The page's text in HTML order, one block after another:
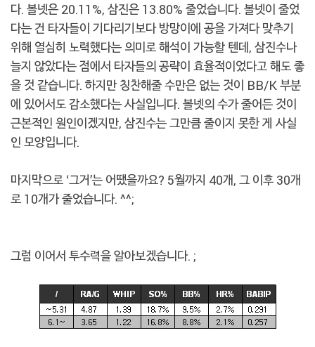
다. 볼넷은 20.11%, 삼진은 13.80% 줄었습니다. 볼넷이 줄었
다는 건 타자들이 기다리기보다 방망이에 공을 가져다 맞추기
위해 열심히 노력했다는 의미로 해석이 가능할 텐데, 삼진수나
늘지 않았다는 점에서 타자들의 공략이 효율적이었다고 해도 좋
을 것 같습니다. 하지만 칭찬해줄 수만은 없는 것이 BB/K 부분
에 있어서도 감소했다는 사실입니다. 볼넷의 수가 줄어든 것이
근본적인 원인이겠지만, 삼진수는 그만큼 줄이지 못한 게 사실
인 모양입니다.
마지막으로 ‘그거’는 어땠을까요? 5월까지 40개, 그 이후 30개
로 10개가 줄었습니다. ^^;
그럼 이어서 투수력을 알아보겠습니다. ;